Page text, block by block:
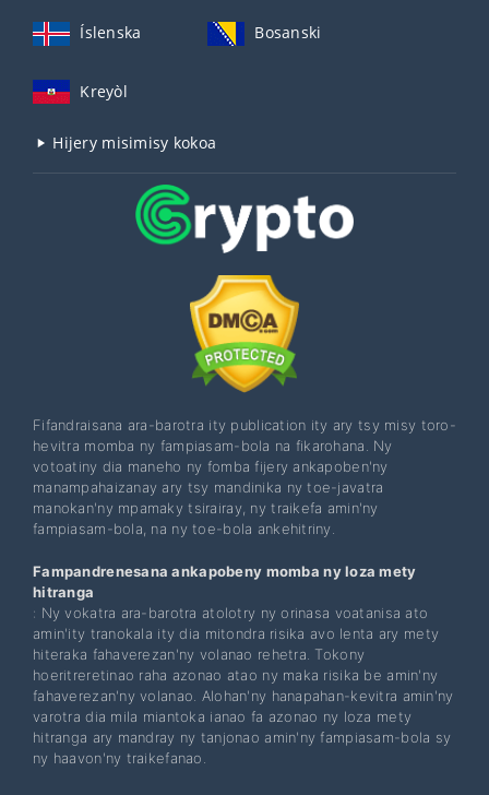
Íslenska Bosanski
Kreyòl
Hijery misimisy kokoa
Fifandraisana ara-barotra ity publication ity ary tsy misy toro-
hevitra momba ny fampiasam-bola na fikarohana. Ny
votoatiny dia maneho ny fomba fijery ankapoben'ny
manampahaizanay ary tsy mandinika ny toe-javatra
manokan'ny mpamaky tsirairay, ny traikefa amin'ny
fampiasam-bola, na ny toe-bola ankehitriny.
Fampandrenesana ankapobeny momba ny loza mety
hitranga
: Ny vokatra ara-barotra atolotry ny orinasa voatanisa ato
amin'ity tranokala ity dia mitondra risika avo lenta ary mety
hiteraka fahaverezan'ny volanao rehetra. Tokony
hoeritreretinao raha azonao atao ny maka risika be amin'ny
fahaverezan'ny volanao. Alohan'ny hanapahan-kevitra amin'ny
varotra dia mila miantoka ianao fa azonao ny loza mety
hitranga ary mandray ny tanjonao amin'ny fampiasam-bola sy
ny haavon'ny traikefanao.